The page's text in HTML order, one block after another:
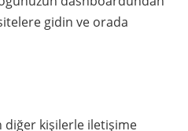
gidin ve orada
kişilerle iletişime